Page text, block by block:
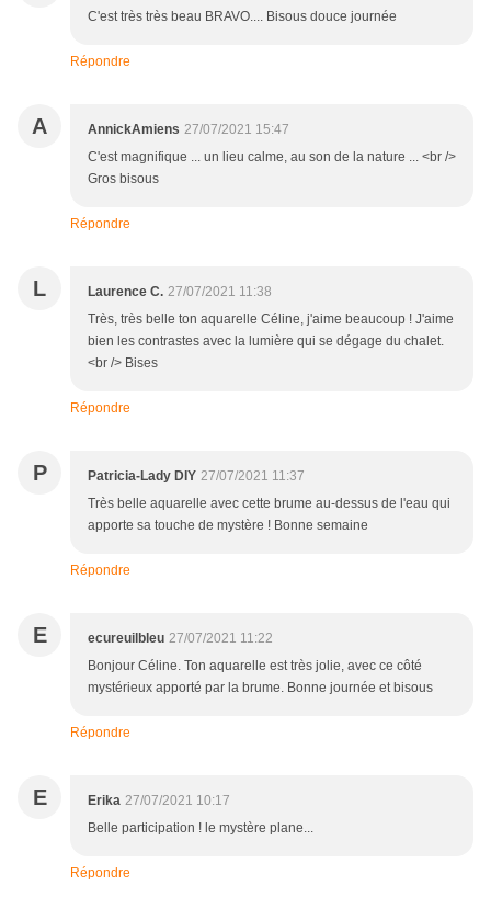
C'est très très beau BRAVO.... Bisous douce journée
Répondre
A AnnickAmiens 27/07/2021 15:47
C'est magnifique ... un lieu calme, au son de la nature ... <br />
Gros bisous
Répondre
L Laurence C. 27/07/2021 11:38
Très, très belle ton aquarelle Céline, j'aime beaucoup ! J'aime
bien les contrastes avec la lumière qui se dégage du chalet.
<br /> Bises
Répondre
P Patricia-Lady DIY 27/07/2021 11:37
Très belle aquarelle avec cette brume au-dessus de l'eau qui
apporte sa touche de mystère ! Bonne semaine
Répondre
E ecureuilbleu 27/07/2021 11:22
Bonjour Céline. Ton aquarelle est très jolie, avec ce côté
mystérieux apporté par la brume. Bonne journée et bisous
Répondre
E Erika 27/07/2021 10:17
Belle participation ! le mystère plane...
Répondre